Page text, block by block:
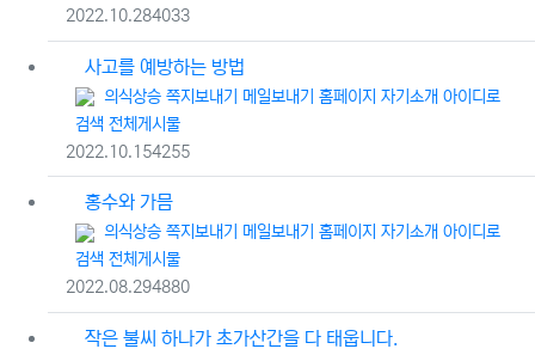
등록일
2022.10.28조회
4033
사고를 예방하는 방법
등록자의식상승 쪽지보내기 메일보내기 홈페이지 자기소개 아이디로
검색 전체게시물
등록일
2022.10.15조회
4255
홍수와 가믐
등록자의식상승 쪽지보내기 메일보내기 홈페이지 자기소개 아이디로
검색 전체게시물
등록일
2022.08.29조회
4880
작은 불씨 하나가 초가산간을 다 태웁니다.